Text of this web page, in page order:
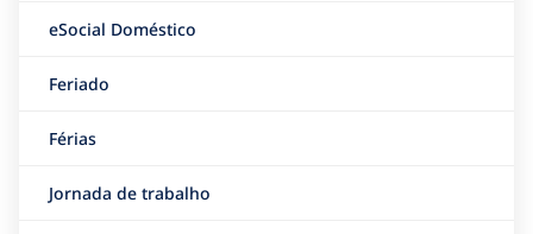
eSocial Doméstico
Feriado
Férias
Jornada de trabalho